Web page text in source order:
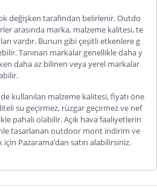
değişken tarafından belirlenir. Outdo
arasında marka, malzeme kalitesi, te
vardır. Bunun gibi çeşitli etkenlere g
Tanınan markalar genellikle daha y
daha az bilinen veya yerel markalar
kullanılan malzeme kalitesi, fiyatı öne
su geçirmez, rüzgar geçirmez ve nef
pahalı olabilir. Açık hava faaliyetlerin
tasarlanan outdoor mont indirim ve
Pazarama’dan satın alabilirsiniz.